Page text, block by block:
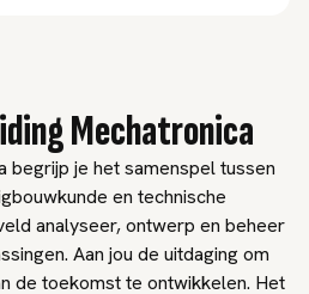
Mechatronica
begrijp je het samenspel tussen
en technische
analyseer, ontwerp en beheer
Aan jou de uitdaging om
de toekomst te ontwikkelen. Het